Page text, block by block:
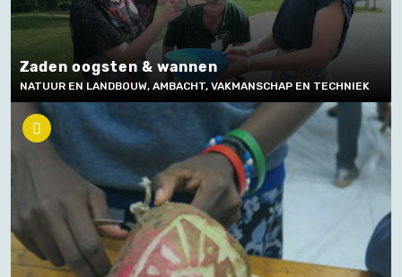
Zaden oogsten & wannen
NATUUR EN LANDBOUW, AMBACHT, VAKMANSCHAP EN TECHNIEK